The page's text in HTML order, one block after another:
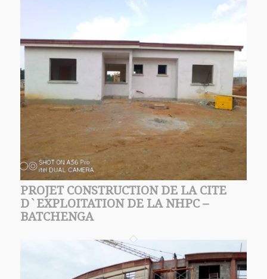
PROJET CONSTRUCTION DE LA CITE
D`EXPLOITATION DE LA NHPC –
BATCHENGA